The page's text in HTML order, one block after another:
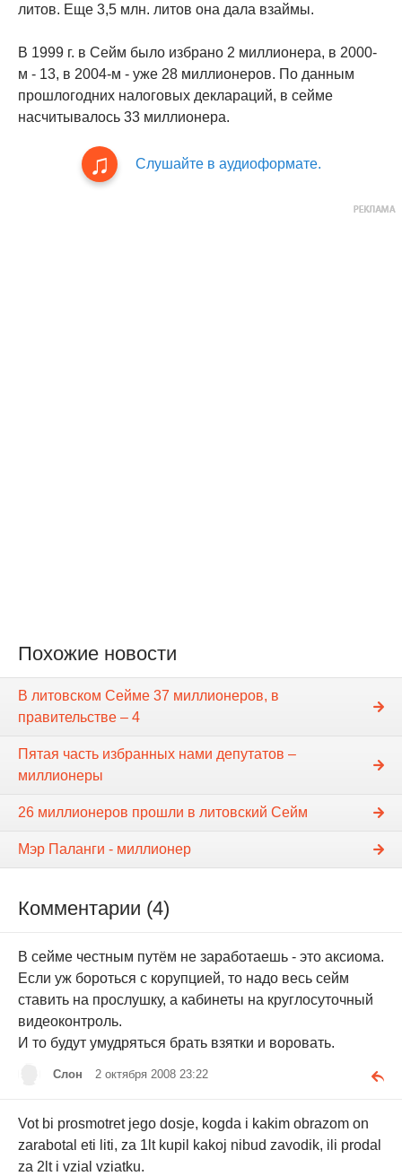
литов. Еще 3,5 млн. литов она дала взаймы.
В 1999 г. в Сейм было избрано 2 миллионера, в 2000-
м - 13, в 2004-м - уже 28 миллионеров. По данным
прошлогодних налоговых деклараций, в сейме
насчитывалось 33 миллионера.
Слушайте в аудиоформате.
Похожие новости
В литовском Сейме 37 миллионеров, в
правительстве – 4
Пятая часть избранных нами депутатов –
миллионеры
26 миллионеров прошли в литовский Сейм
Мэр Паланги - миллионер
Комментарии (4)
В сейме честным путём не заработаешь - это аксиома.
Если уж бороться с корупцией, то надо весь сейм
ставить на прослушку, а кабинеты на круглосуточный
видеоконтроль.
И то будут умудряться брать взятки и воровать.
Слон 2 октября 2008 23:22
Vot bi prosmotret jego dosje, kogda i kakim obrazom on
zarabotal eti liti, za 1lt kupil kakoj nibud zavodik, ili prodal
za 2lt i vzial vziatku.